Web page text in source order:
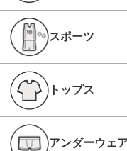
スポーツ
トップス
アンダーウェ